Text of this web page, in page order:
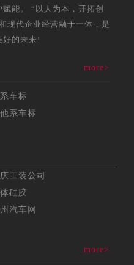
能。 “以人为本，开拓创
现代企业经营融于一体，是
好的未来!
more>
车标
系车标
工装公司
硅胶
汽车网
more>